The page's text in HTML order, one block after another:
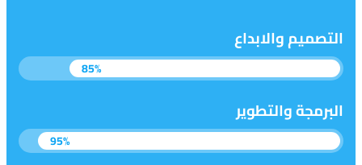
التصميم والابداع
85%
البرمجة والتطوير
95%